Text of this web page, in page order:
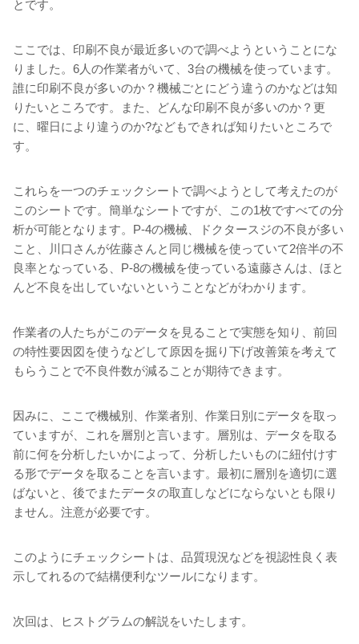
とです。
ここでは、印刷不良が最近多いので調べようということにな
りました。6人の作業者がいて、3台の機械を使っています。
誰に印刷不良が多いのか？機械ごとにどう違うのかなどは知
りたいところです。また、どんな印刷不良が多いのか？更
に、曜日により違うのか?などもできれば知りたいところで
す。
これらを一つのチェックシートで調べようとして考えたのが
このシートです。簡単なシートですが、この1枚ですべての分
析が可能となります。P-4の機械、ドクタースジの不良が多い
こと、川口さんが佐藤さんと同じ機械を使っていて2倍半の不
良率となっている、P-8の機械を使っている遠藤さんは、ほと
んど不良を出していないということなどがわかります。
作業者の人たちがこのデータを見ることで実態を知り、前回
の特性要因図を使うなどして原因を掘り下げ改善策を考えて
もらうことで不良件数が減ることが期待できます。
因みに、ここで機械別、作業者別、作業日別にデータを取っ
ていますが、これを層別と言います。層別は、データを取る
前に何を分析したいかによって、分析したいものに紐付けす
る形でデータを取ることを言います。最初に層別を適切に選
ばないと、後でまたデータの取直しなどにならないとも限り
ません。注意が必要です。
このようにチェックシートは、品質現況などを視認性良く表
示してれるので結構便利なツールになります。
次回は、ヒストグラムの解説をいたします。